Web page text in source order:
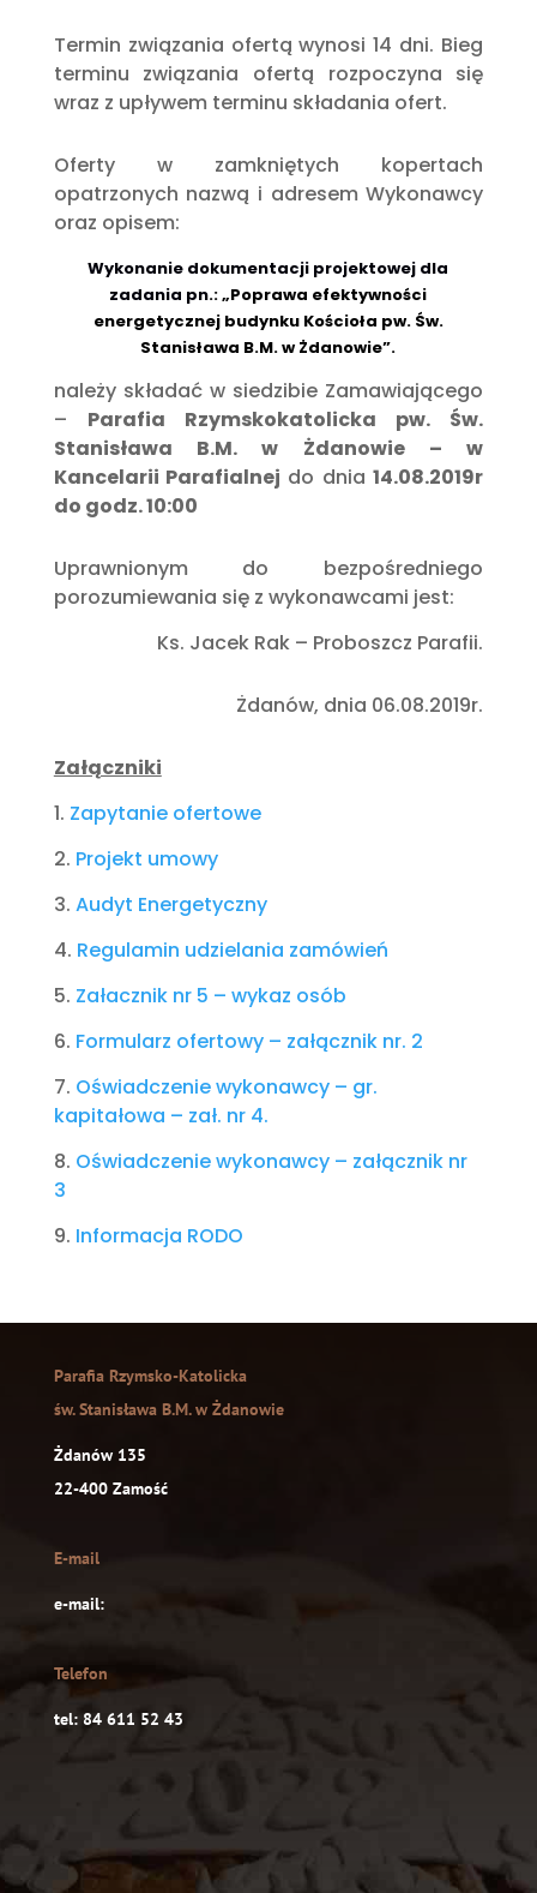
Termin związania ofertą wynosi 14 dni. Bieg
terminu związania ofertą rozpoczyna się
wraz z upływem terminu składania ofert.
Oferty w zamkniętych kopertach
opatrzonych nazwą i adresem Wykonawcy
oraz opisem:
Wykonanie dokumentacji projektowej dla
zadania pn.: „Poprawa efektywności
energetycznej budynku Kościoła pw. Św.
Stanisława B.M. w Żdanowie”.
należy składać w siedzibie Zamawiającego
– Parafia Rzymskokatolicka pw. Św.
Stanisława B.M. w Żdanowie – w
Kancelarii Parafialnej do dnia14.08.2019r
do godz. 10:00
Uprawnionym do bezpośredniego
porozumiewania się z wykonawcami jest:
Ks. Jacek Rak – Proboszcz Parafii.
Żdanów, dnia 06.08.2019r.
Załączniki
1. Zapytanie ofertowe
2. Projekt umowy
3. Audyt Energetyczny
4. Regulamin udzielania zamówień
5. Załacznik nr 5 – wykaz osób
6. Formularz ofertowy – załącznik nr. 2
7. Oświadczenie wykonawcy – gr.
kapitałowa – zał. nr 4.
8. Oświadczenie wykonawcy – załącznik nr
3
9. Informacja RODO
Parafia Rzymsko-Katolicka
św. Stanisława B.M. w Żdanowie
Żdanów 135
22-400 Zamość
E-mail
e-mail:
Telefon
tel: 84 611 52 43